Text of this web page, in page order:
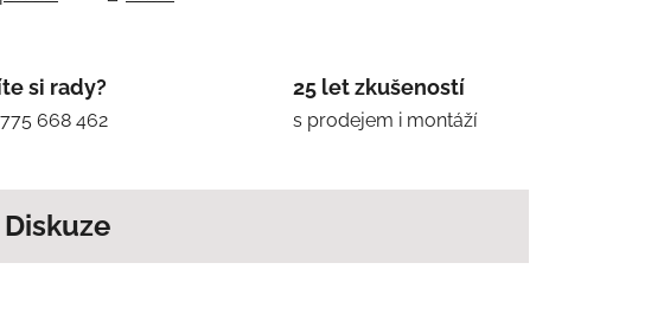
si rady?
668 462
25 let zkušeností
s prodejem i montáží
Diskuze